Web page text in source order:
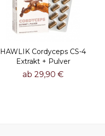
HAWLIK Cordyceps CS-4
Extrakt + Pulver
ab 29,90 €